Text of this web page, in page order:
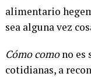
alimentario
sea alguna vez
Cómo comono es
cotidianas, a